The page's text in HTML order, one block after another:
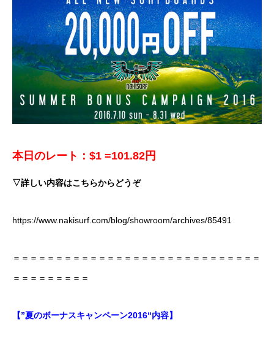
本日のレート：$1 =101.82円
▽詳しい内容はこちらからどうぞ
https://www.nakisurf.com/blog/showroom/archives/85491
＝＝＝＝＝＝＝＝＝＝＝＝＝＝＝＝＝＝＝＝＝＝＝＝＝＝＝＝＝
＝＝＝＝＝＝＝＝＝
【”夏のボーナスキャンペーン2016“内容】